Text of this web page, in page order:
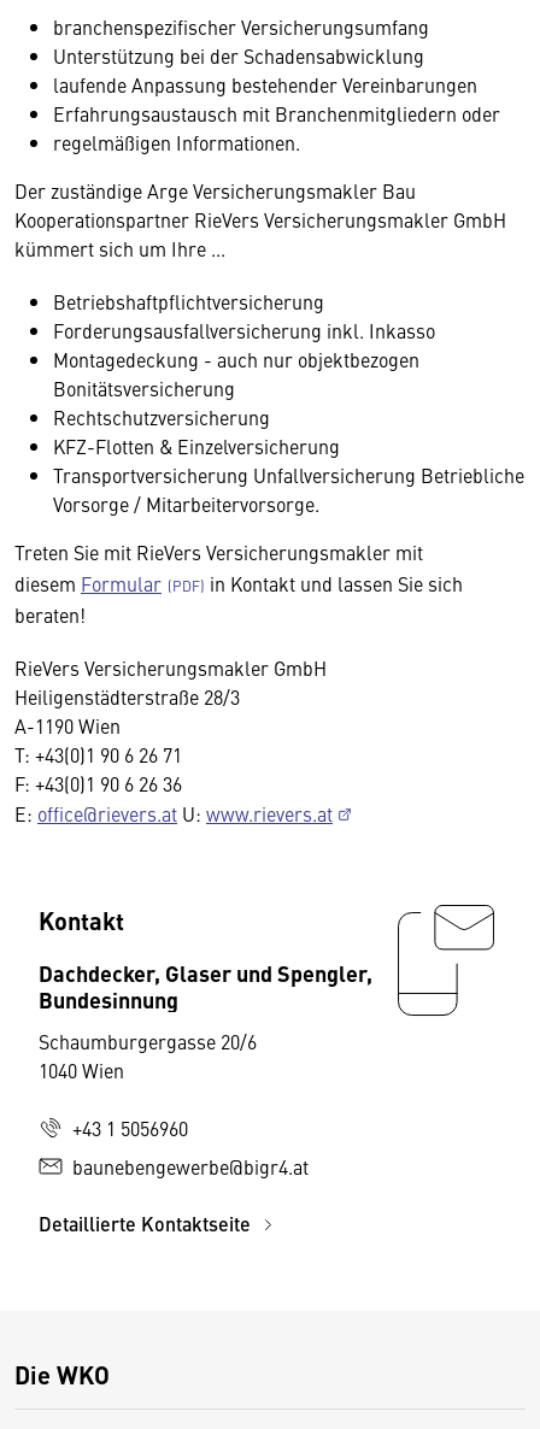
branchenspezifischer Versicherungsumfang
Unterstützung bei der Schadensabwicklung
laufende Anpassung bestehender Vereinbarungen
Erfahrungsaustausch mit Branchenmitgliedern oder
regelmäßigen Informationen.
Der zuständige Arge Versicherungsmakler Bau
Kooperationspartner RieVers Versicherungsmakler GmbH
kümmert sich um Ihre ...
Betriebshaftpflichtversicherung
Forderungsausfallversicherung inkl. Inkasso
Montagedeckung - auch nur objektbezogen
Bonitätsversicherung
Rechtschutzversicherung
KFZ-Flotten & Einzelversicherung
Transportversicherung Unfallversicherung Betriebliche
Vorsorge / Mitarbeitervorsorge.
Treten Sie mit RieVers Versicherungsmakler mit
diesem Formular
in Kontakt und lassen Sie sich
beraten!
RieVers Versicherungsmakler GmbH
Heiligenstädterstraße 28/3
A-1190 Wien
T: +43(0)1 90 6 26 71
F: +43(0)1 90 6 26 36
E: office@rievers.at U: www.rievers.at
Kontakt
Dachdecker, Glaser und Spengler,
Bundesinnung
Schaumburgergasse 20/6
1040 Wien
+43 1 5056960
baunebengewerbe@bigr4.at
Detaillierte Kontaktseite
Die WKO